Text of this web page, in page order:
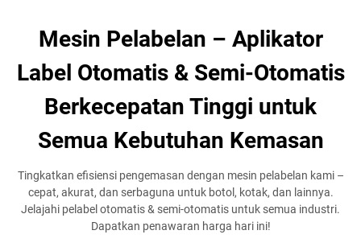
Mesin Pelabelan – Aplikator
Label Otomatis & Semi-Otomatis
Berkecepatan Tinggi untuk
Semua Kebutuhan Kemasan
Tingkatkan efisiensi pengemasan dengan mesin pelabelan kami –
cepat, akurat, dan serbaguna untuk botol, kotak, dan lainnya.
Jelajahi pelabel otomatis & semi-otomatis untuk semua industri.
Dapatkan penawaran harga hari ini!